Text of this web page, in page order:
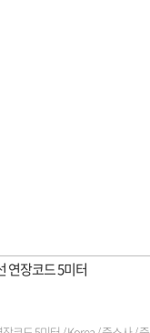
연장코드 5미터